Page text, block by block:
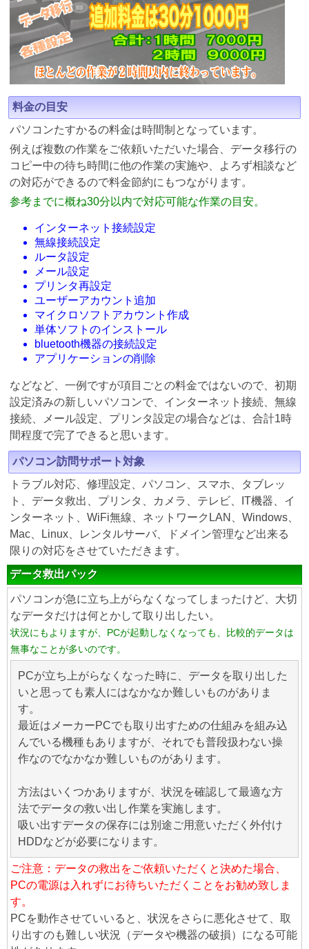
料金の目安
パソコンたすかるの料金は時間制となっています。
例えば複数の作業をご依頼いただいた場合、データ移行の
コピー中の待ち時間に他の作業の実施や、よろず相談など
の対応ができるので料金節約にもつながります。
参考までに概ね30分以内で対応可能な作業の目安。
インターネット接続設定
無線接続設定
ルータ設定
メール設定
プリンタ再設定
ユーザーアカウント追加
マイクロソフトアカウント作成
単体ソフトのインストール
bluetooth機器の接続設定
アプリケーションの削除
などなど、一例ですが項目ごとの料金ではないので、初期
設定済みの新しいパソコンで、インターネット接続、無線
接続、メール設定、プリンタ設定の場合などは、合計1時
間程度で完了できると思います。
パソコン訪問サポート対象
トラブル対応、修理設定、パソコン、スマホ、タブレッ
ト、データ救出、プリンタ、カメラ、テレビ、IT機器、イ
ンターネット、WiFi無線、ネットワークLAN、Windows、
Mac、Linux、レンタルサーバ、ドメイン管理など出来る
限りの対応をさせていただきます。
データ救出パック
パソコンが急に立ち上がらなくなってしまったけど、大切
なデータだけは何とかして取り出したい。
状況にもよりますが、PCが起動しなくなっても、比較的データは
無事なことが多いのです。
PCが立ち上がらなくなった時に、データを取り出した
いと思っても素人にはなかなか難しいものがありま
す。
最近はメーカーPCでも取り出すための仕組みを組み込
んでいる機種もありますが、それでも普段扱わない操
作なのでなかなか難しいものがあります。
方法はいくつかありますが、状況を確認して最適な方
法でデータの救い出し作業を実施します。
吸い出すデータの保存には別途ご用意いただく外付け
HDDなどが必要になります。
ご注意：データの救出をご依頼いただくと決めた場合、
PCの電源は入れずにお待ちいただくことをお勧め致しま
す。
PCを動作させていいると、状況をさらに悪化させて、取
り出すのも難しい状況（データや機器の破損）になる可能